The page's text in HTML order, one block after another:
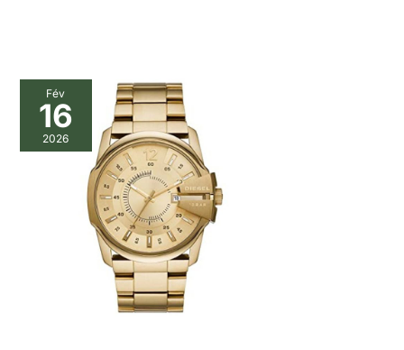
Fév
16
2026